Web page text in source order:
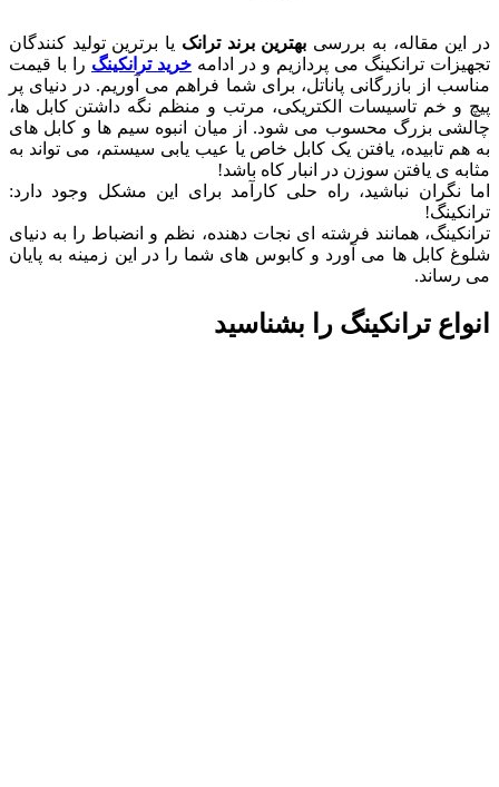
در این مقاله، به بررسی بهترین برند ترانک یا برترین تولید کنندگان
تجهیزات ترانکینگ می پردازیم و در ادامه خرید ترانکینگ را با قیمت
مناسب از بازرگانی پاناتل، برای شما فراهم می آوریم. در دنیای پر
پیچ و خم تاسیسات الکتریکی، مرتب و منظم نگه داشتن کابل ها،
چالشی بزرگ محسوب می شود. از میان انبوه سیم ها و کابل های
به هم تابیده، یافتن یک کابل خاص یا عیب یابی سیستم، می تواند به
مثابه ی یافتن سوزن در انبار کاه باشد!
اما نگران نباشید، راه حلی کارآمد برای این مشکل وجود دارد:
ترانکینگ!
ترانکینگ، همانند فرشته ای نجات دهنده، نظم و انضباط را به دنیای
شلوغ کابل ها می آورد و کابوس های شما را در این زمینه به پایان
می رساند.
انواع ترانکینگ را بشناسید